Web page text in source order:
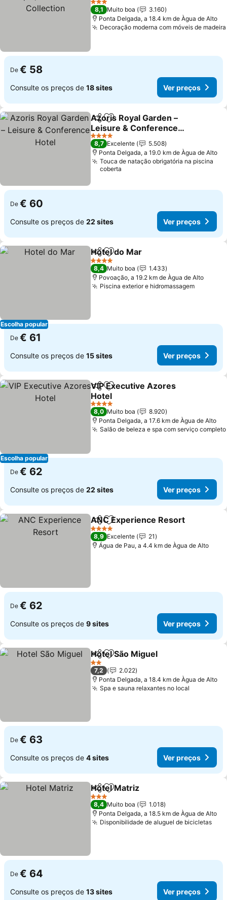
3 Estrelas
8,1 Muito boa
3.160
Ponta Delgada, a 18.4 km de Àgua de Alto
Decoração moderna com móveis de madeira
De € 58
Consulte os preços de 18 sites Ver preços
PartilharAdicionar aos favoritos
Azoris Royal Garden –
Leisure & Conference
Hotel
4 Estrelas
8,7 Excelente
5.508
Ponta Delgada, a 19.0 km de Àgua de Alto
Touca de natação obrigatória na piscina
coberta
De € 60
Consulte os preços de 22 sites Ver preços
Escolha popular
PartilharAdicionar aos favoritos
Hotel do Mar
4 Estrelas
8,4 Muito boa
1.433
Povoação, a 19.2 km de Àgua de Alto
Piscina exterior e hidromassagem
De € 61
Consulte os preços de 15 sites Ver preços
Escolha popular
PartilharAdicionar aos favoritos
VIP Executive Azores
Hotel
4 Estrelas
8,0 Muito boa
8.920
Ponta Delgada, a 17.6 km de Àgua de Alto
Salão de beleza e spa com serviço completo
De € 62
Consulte os preços de 22 sites Ver preços
PartilharAdicionar aos favoritos
ANC Experience Resort
4 Estrelas
8,9 Excelente
21
Água de Pau, a 4.4 km de Àgua de Alto
De € 62
Consulte os preços de 9 sites Ver preços
PartilharAdicionar aos favoritos
Hotel São Miguel
2 Estrelas
7,2
2.022
Ponta Delgada, a 18.4 km de Àgua de Alto
Spa e sauna relaxantes no local
De € 63
Consulte os preços de 4 sites Ver preços
PartilharAdicionar aos favoritos
Hotel Matriz
3 Estrelas
8,4 Muito boa
1.018
Ponta Delgada, a 18.5 km de Àgua de Alto
Disponibilidade de aluguel de bicicletas
De € 64
Consulte os preços de 13 sites Ver preços